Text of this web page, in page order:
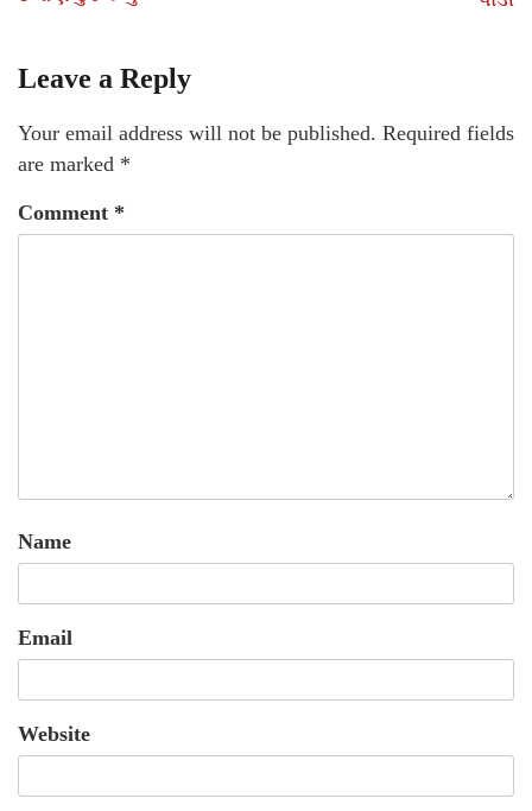
Leave a Reply
Your email address will not be published. Required fields
are marked *
Comment *
Name
Email
Website